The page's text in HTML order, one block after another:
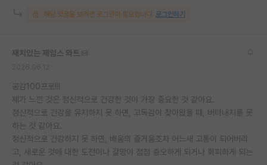
해당 댓글을 보려면 로그인이 필요합니다. 로그인하기
재치있는 제임스 와트
공감100프로!!!
제가 느낀 것은 정신적으로 건강한 것이 가장 중요한 것 같아요.
정신적으로 건강을 유지하지 못 하면, 고독감이 찾아왔을 때, 버텨내지를 못
하는 것 같아요.
정신적으로 건강하지 못 하면, 배움의 즐거움조차 어느새 고통이 되어버리
고, 새로운 것에 대한 도전이나 갈망이 점점 증오하게 되거나 회피하게 되는